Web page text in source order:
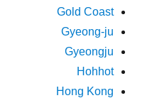
Gold Coast
Gyeong-ju
Gyeongju
Hohhot
Hong Kong